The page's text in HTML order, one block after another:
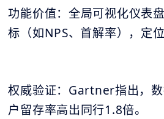
功能价值：全局可视化仪表
标（如NPS、首解率），定
权威验证：Gartner指出，
户留存率高出同行1.8倍。